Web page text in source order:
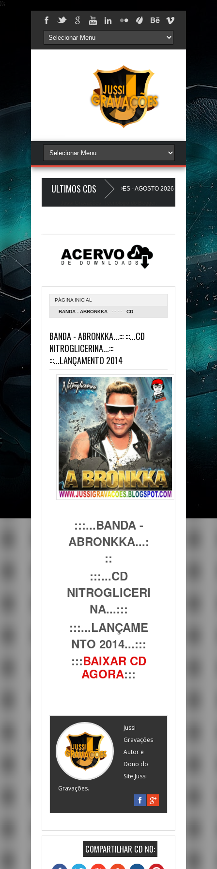
});
ULTIMOS CDS
17.0 - A PLAYLIST DOS PAREDÕES - AGOSTO 2026 - O ZeRo Um é
A Favela Ta Gostosa 5.0 - LANÇAMENTO - JUSSIGRAVACOES.com
PÁGINA INICIAL
BANDA - ABRONKKA...::: :::...CD
2014
BANDA - ABRONKKA...::: :::...CD
NITROGLICERINA...:::
:::...LANÇAMENTO 2014
:::...BANDA -
ABRONKKA...:
::
:::...CD
NITROGLICERI
NA...:::
:::...LANÇAME
NTO 2014...:::
:::BAIXAR CD
AGORA:::
Jussi
Gravações
Autor e
Dono do
Site Jussi
Gravações.
COMPARTILHAR CD NO: